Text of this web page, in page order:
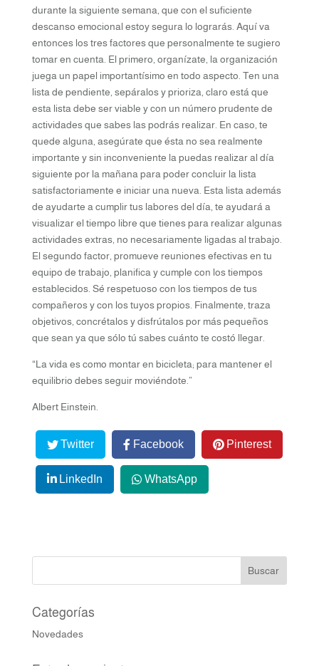
durante la siguiente semana, que con el suficiente
descanso emocional estoy segura lo lograrás. Aquí va
entonces los tres factores que personalmente te sugiero
tomar en cuenta. El primero, organízate, la organización
juega un papel importantísimo en todo aspecto. Ten una
lista de pendiente, sepáralos y prioriza, claro está que
esta lista debe ser viable y con un número prudente de
actividades que sabes las podrás realizar. En caso, te
quede alguna, asegúrate que ésta no sea realmente
importante y sin inconveniente la puedas realizar al día
siguiente por la mañana para poder concluir la lista
satisfactoriamente e iniciar una nueva. Esta lista además
de ayudarte a cumplir tus labores del día, te ayudará a
visualizar el tiempo libre que tienes para realizar algunas
actividades extras, no necesariamente ligadas al trabajo.
El segundo factor, promueve reuniones efectivas en tu
equipo de trabajo, planifica y cumple con los tiempos
establecidos. Sé respetuoso con los tiempos de tus
compañeros y con los tuyos propios. Finalmente, traza
objetivos, concrétalos y disfrútalos por más pequeños
que sean ya que sólo tú sabes cuánto te costó llegar.
“La vida es como montar en bicicleta; para mantener el
equilibrio debes seguir moviéndote.”
Albert Einstein.
Twitter Facebook Pinterest
LinkedIn WhatsApp
Categorías
Novedades